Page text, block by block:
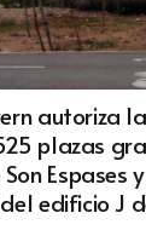
autoriza
plazas
Espases
edificio J